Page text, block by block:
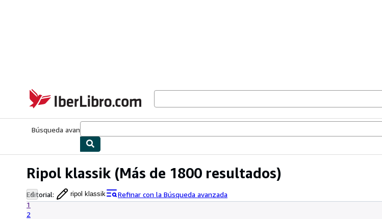
IberLibro.com
Búsqueda avanzada
Ripol klassik (Más de 1800 resultados)
Editorial: ripol klassik
Refinar con la Búsqueda avanzada
1
2